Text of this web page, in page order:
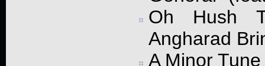
Oh Hush
Angharad
A Minor